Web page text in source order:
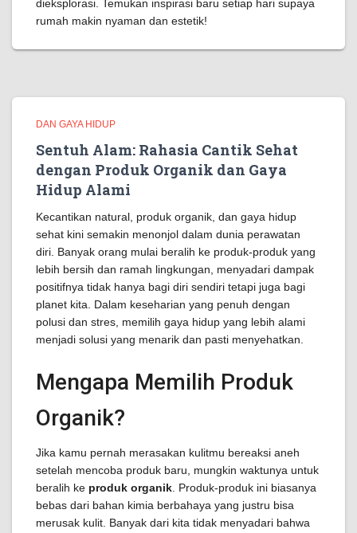
dieksplorasi. Temukan inspirasi baru setiap hari supaya
rumah makin nyaman dan estetik!
DAN GAYA HIDUP
Sentuh Alam: Rahasia Cantik Sehat
dengan Produk Organik dan Gaya
Hidup Alami
Kecantikan natural, produk organik, dan gaya hidup
sehat kini semakin menonjol dalam dunia perawatan
diri. Banyak orang mulai beralih ke produk-produk yang
lebih bersih dan ramah lingkungan, menyadari dampak
positifnya tidak hanya bagi diri sendiri tetapi juga bagi
planet kita. Dalam keseharian yang penuh dengan
polusi dan stres, memilih gaya hidup yang lebih alami
menjadi solusi yang menarik dan pasti menyehatkan.
Mengapa Memilih Produk
Organik?
Jika kamu pernah merasakan kulitmu bereaksi aneh
setelah mencoba produk baru, mungkin waktunya untuk
beralih ke produk organik . Produk-produk ini biasanya
bebas dari bahan kimia berbahaya yang justru bisa
merusak kulit. Banyak dari kita tidak menyadari bahwa